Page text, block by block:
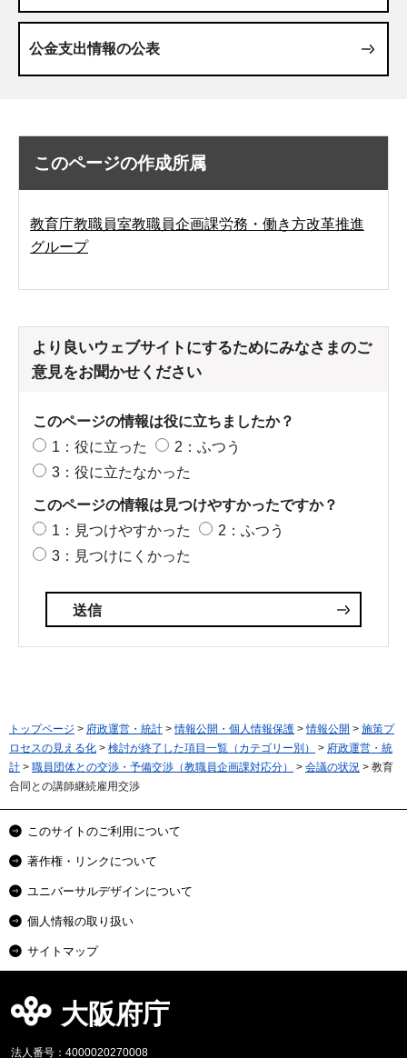
公金支出情報の公表
このページの作成所属
教育庁教職員室教職員企画課労務・働き方改革推進
グループ
より良いウェブサイトにするためにみなさまのご
意見をお聞かせください
このページの情報は役に立ちましたか？
1：役に立った
2：ふつう
3：役に立たなかった
このページの情報は見つけやすかったですか？
1：見つけやすかった
2：ふつう
3：見つけにくかった
トップページ > 府政運営・統計 >情報公開・個人情報保護 >情報公開 > 施策プ
ロセスの見える化 > 検討が終了した項目一覧（カテゴリー別） > 府政運営・統
計 > 職員団体との交渉・予備交渉（教職員企画課対応分） > 会議の状況 > 教育
合同との講師継続雇用交渉
このサイトのご利用について
著作権・リンクについて
ユニバーサルデザインについて
個人情報の取り扱い
サイトマップ
大阪府庁
法人番号：4000020270008